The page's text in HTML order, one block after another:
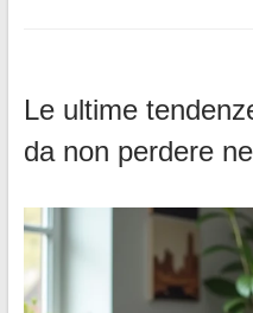
Le ultime
da non perdere